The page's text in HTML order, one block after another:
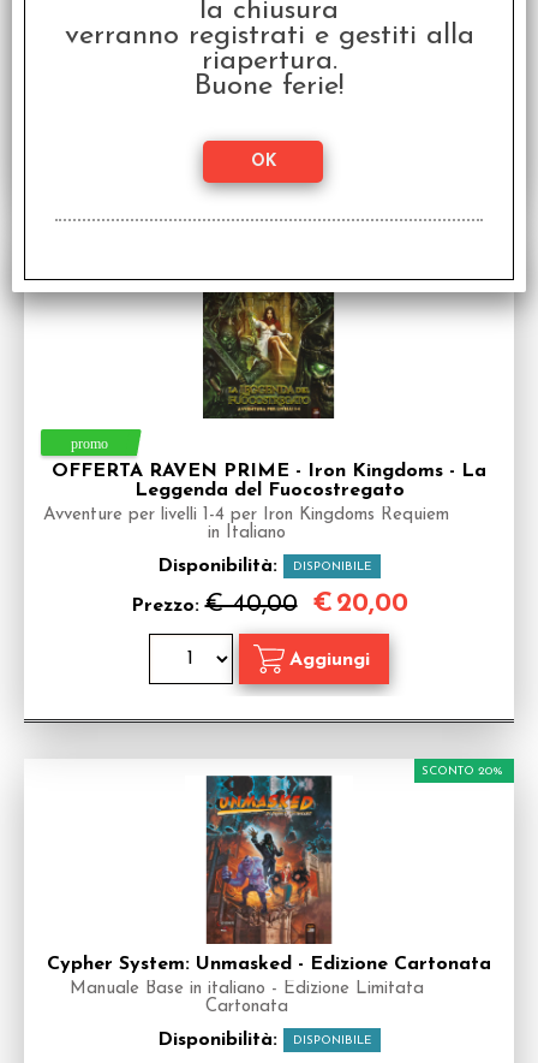
Bestiario per Iron Kingdoms Requiem in Italiano
Disponibilità: DISPONIBILE
Prezzo:€ 50,00 €30,00
OFFERTA RAVEN PRIME - Iron Kingdoms - La
Leggenda del Fuocostregato
Avventure per livelli 1-4 per Iron Kingdoms Requiem
in Italiano
Disponibilità: DISPONIBILE
Prezzo:€ 40,00 € 20,00
Cypher System: Unmasked - Edizione Cartonata
Manuale Base in italiano - Edizione Limitata
Cartonata
Disponibilità: DISPONIBILE
SCONTO 20%
la chiusura
verranno registrati e gestiti alla
riapertura.
Buone ferie!